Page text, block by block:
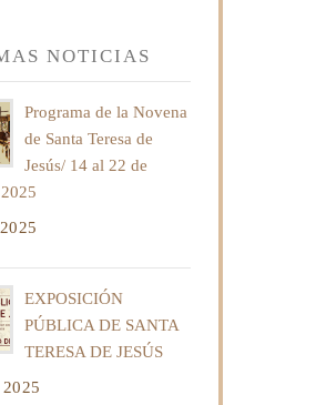
NOTICIAS
Programa de la Novena
de Santa Teresa de
Jesús/ 14 al 22 de
EXPOSICIÓN
PÚBLICA DE SANTA
TERESA DE JESÚS